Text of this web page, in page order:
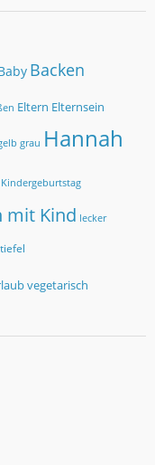
Backen
Eltern Elternsein
grau Hannah
Kindergeburtstag
mit Kind lecker
vegetarisch